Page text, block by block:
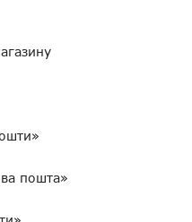
пошта»